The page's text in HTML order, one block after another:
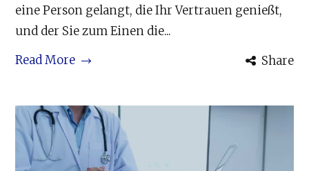
eine Person gelangt, die Ihr Vertrauen genießt,
und der Sie zum Einen die...
Read More
Share